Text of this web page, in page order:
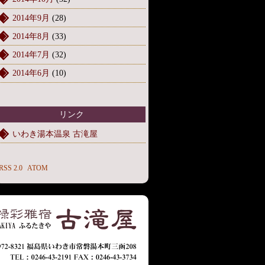
2014年9月 (28)
2014年8月 (33)
2014年7月 (32)
2014年6月 (10)
リンク
いわき湯本温泉 古滝屋
2.0 ATOM